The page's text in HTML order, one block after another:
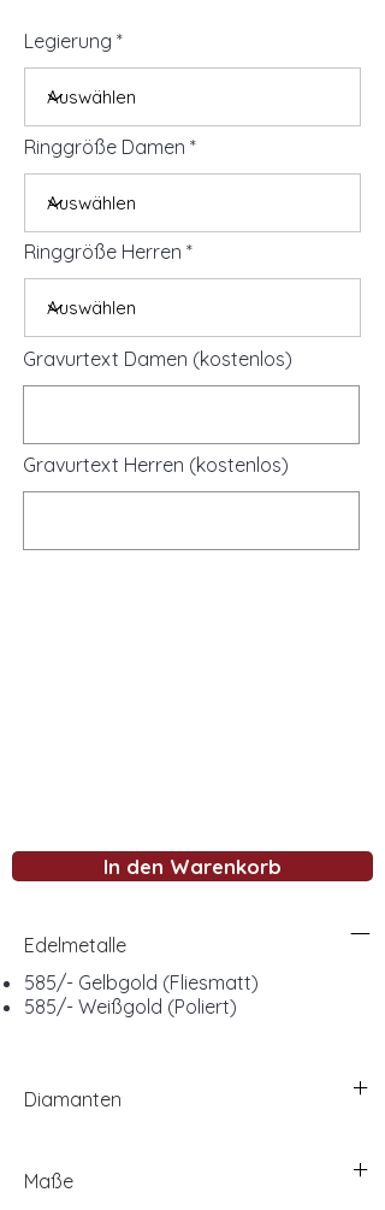
Legierung
Ringgröße Damen
Ringgröße Herren
Gravurtext Damen (kostenlos)
Gravurtext Herren (kostenlos)
In den Warenkorb
Edelmetalle
585/- Gelbgold (Fliesmatt)
585/- Weißgold (Poliert)
Diamanten
Maße